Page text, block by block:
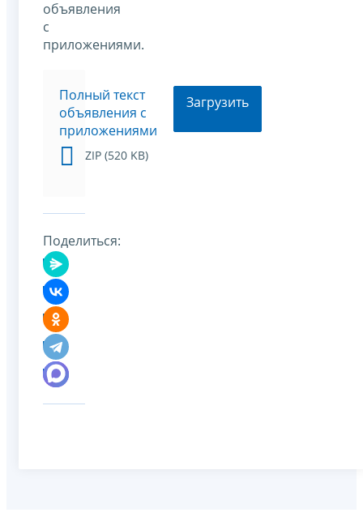
объявления
с
приложениями.
Полный текст
объявления с
приложениями
ZIP (520 KB)
Загрузить
Поделиться: